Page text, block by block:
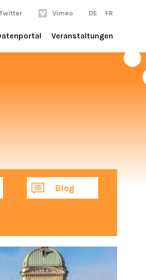
Vimeo DE FR
Veranstaltungen
Blog